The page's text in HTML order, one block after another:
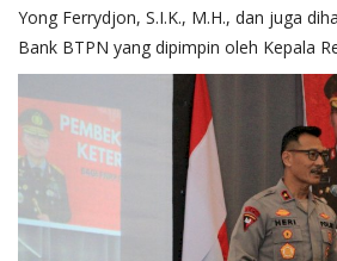
Yong Ferrydjon, S.I.K., M.H., dan juga
Bank BTPN yang dipimpin oleh Kepala